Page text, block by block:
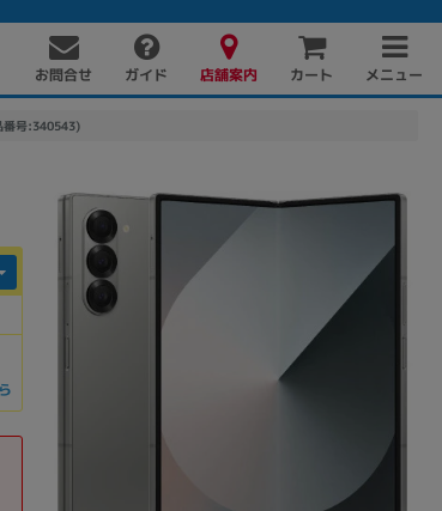
お問合せ ガイド 店舗案内 カート メニュー
番号:340543)
PCパーツ